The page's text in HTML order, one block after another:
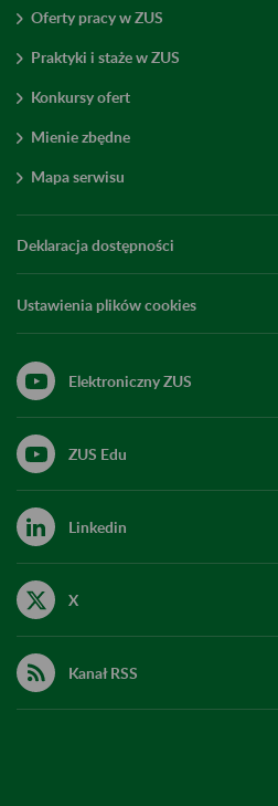
Oferty pracy w ZUS
Praktyki i staże w ZUS
Konkursy ofert
Mienie zbędne
Mapa serwisu
Deklaracja dostępności
Ustawienia plików cookies
Elektroniczny ZUS
ZUS Edu
Linkedin
X
Kanał RSS